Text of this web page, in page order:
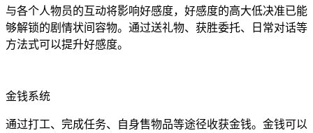
与各个人物员的互动将影响好感度，好感度的高大低决准已能
够解锁的剧情状间容物。通过送礼物、获胜委托、日常对话等
方法式可以提升好感度。
金钱系统
通过打工、完成任务、自身售物品等途径收获金钱。金钱可以